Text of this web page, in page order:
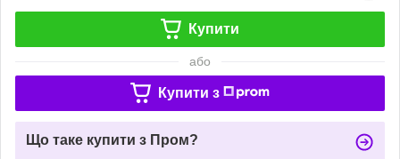
Купити
або
Купити з
Що таке купити з Пром?